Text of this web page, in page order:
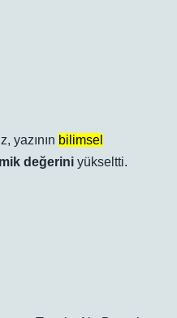
yazının bilimsel
değerini yükseltti.